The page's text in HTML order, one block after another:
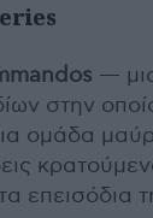
—
στην
ομάδα
επεισόδια